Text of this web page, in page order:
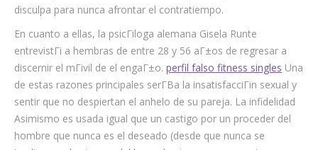
disculpa para nunca afrontar el contratiempo.
En cuanto a ellas, la psicГіloga alemana Gisela Runte
entrevistГі a hembras de entre 28 y 56 aГ±os de regresar a
discernir el mГіvil de el engaГ±o. perfil falso fitness singles Una
de estas razones principales serГ­В­a la insatisfacciГіn sexual y
sentir que no despiertan el anhelo de su pareja. La infidelidad
Asimismo es usada igual que un castigo por un proceder del
hombre que nunca es el deseado (desde que nunca se